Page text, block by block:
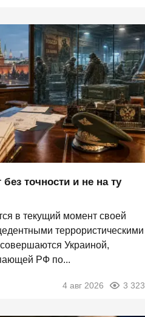
без точности и не на ту
в текущий момент своей
террористическими
Украиной,
РФ по...
4 авг 2026 3 323